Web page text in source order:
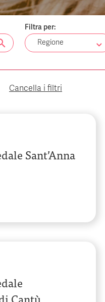
Filtra per:
Regione
Cancella i filtri
Sant’Anna